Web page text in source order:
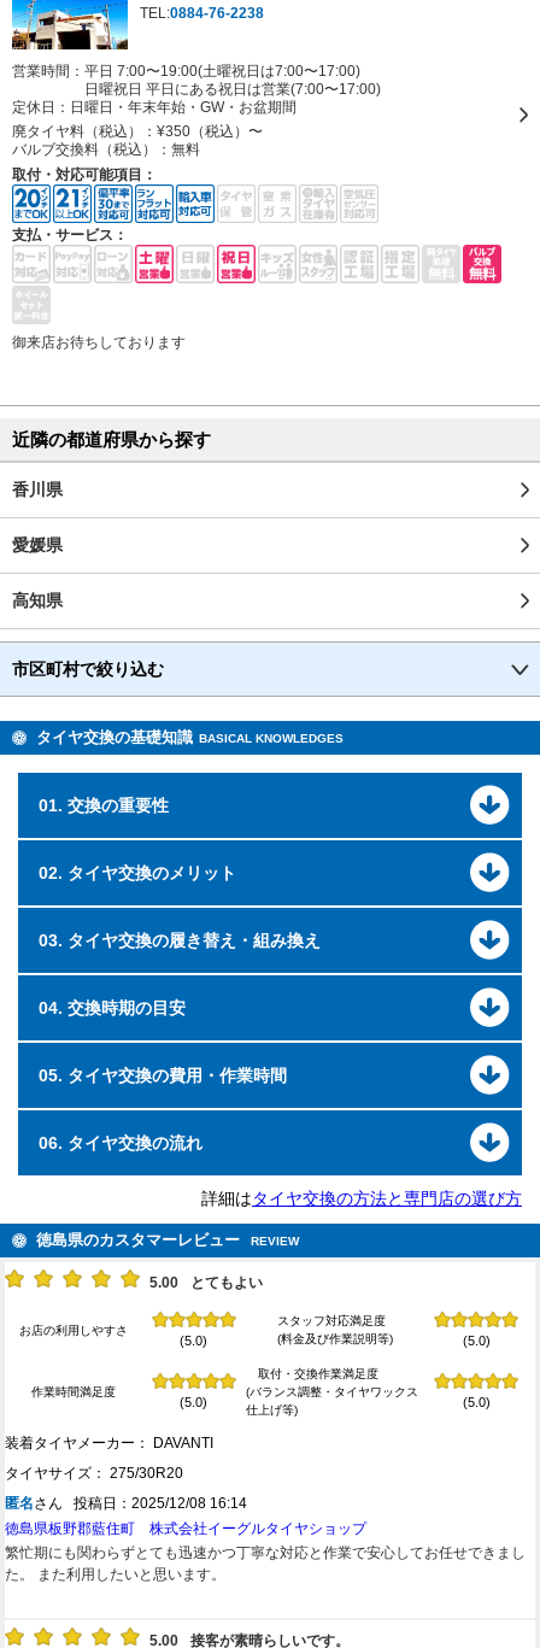
TEL:0884-76-2238
営業時間：平日 7:00〜19:00(土曜祝日は7:00〜17:00)
日曜祝日 平日にある祝日は営業(7:00〜17:00)
定休日： 日曜日・年末年始・GW・お盆期間
廃タイヤ料（税込）： ¥350（税込）〜
バルブ交換料（税込）： 無料
取付・対応可能項目：
支払・サービス：
御来店お待ちしております
近隣の都道府県から探す
香川県
愛媛県
高知県
市区町村で絞り込む
タイヤ交換の基礎知識 BASICAL KNOWLEDGES
01. 交換の重要性
02. タイヤ交換のメリット
03. タイヤ交換の履き替え・組み換え
04. 交換時期の目安
05. タイヤ交換の費用・作業時間
06. タイヤ交換の流れ
詳細はタイヤ交換の方法と専門店の選び方
徳島県のカスタマーレビュー REVIEW
5.00 とてもよい
お店の利用しやすさ
(5.0)
スタッフ対応満足度
(料金及び作業説明等)
(5.0)
作業時間満足度
(5.0)
取付・交換作業満足度
(バランス調整・タイヤワックス
仕上げ等)
(5.0)
装着タイヤメーカー： DAVANTI
タイヤサイズ： 275/30R20
匿名さん 投稿日：2025/12/08 16:14
徳島県板野郡藍住町 株式会社イーグルタイヤショップ
繁忙期にも関わらずとても迅速かつ丁寧な対応と作業で安心してお任せできまし
た。 また利用したいと思います。
5.00 接客が素晴らしいです。